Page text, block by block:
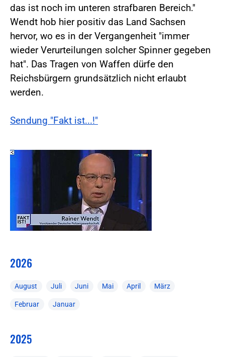
das ist noch im unteren strafbaren Bereich."
Wendt hob hier positiv das Land Sachsen
hervor, wo es in der Vergangenheit "immer
wieder Verurteilungen solcher Spinner gegeben
hat". Das Tragen von Waffen dürfe den
Reichsbürgern grundsätzlich nicht erlaubt
werden.
Sendung "Fakt ist...!"
2026
August Juli Juni Mai April März
Februar Januar
2025